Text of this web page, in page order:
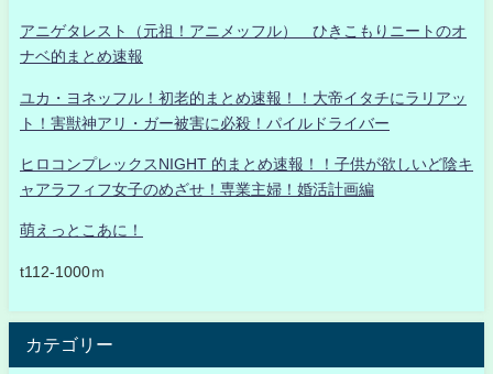
アニゲタレスト（元祖！アニメッフル） ひきこもりニートのオ
ナベ的まとめ速報
ユカ・ヨネッフル！初老的まとめ速報！！大帝イタチにラリアッ
ト！害獣神アリ・ガー被害に必殺！パイルドライバー
ヒロコンプレックスNIGHT 的まとめ速報！！子供が欲しいど陰キ
ャアラフィフ女子のめざせ！専業主婦！婚活計画編
萌えっとこあに！
t112-1000ｍ
カテゴリー